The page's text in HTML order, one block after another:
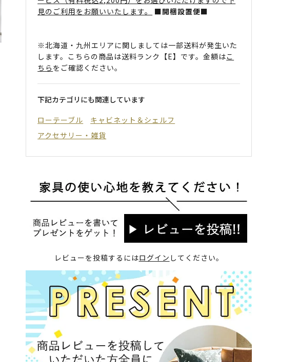
見のご利用をお願いいたします。
■開梱設置便■
※北海道・九州エリアに関しましては一部送料が発生いた
します。こちらの商品は送料ランク【E】です。金額はこ
ちら をご確認ください。
下記カテゴリにも関連しています
ローテーブル
キャビネット＆シェルフ
アクセサリー・雑貨
レビューを投稿するにはログイン してください。